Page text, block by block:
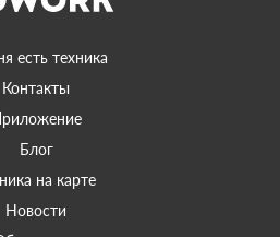
есть техника
Контакты
Блог
на карте
Новости